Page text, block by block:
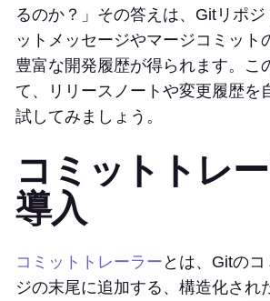
るのか？」その答えは、Gitリポジ
ットメッセージやマージコミット
豊富な開発履歴が得られます。こ
て、リリースノートや変更履歴を
試してみましょう。
コミットトレ
導入
コミットトレーラー とは、Gitの
ジの末尾に追加する、構造化され